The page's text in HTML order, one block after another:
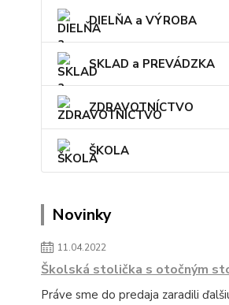
DIELŇA a VÝROBA
SKLAD a PREVÁDZKA
ZDRAVOTNÍCTVO
ŠKOLA
Novinky
11.04.2022
Školská stolička s otočným
Práve sme do predaja zaradili